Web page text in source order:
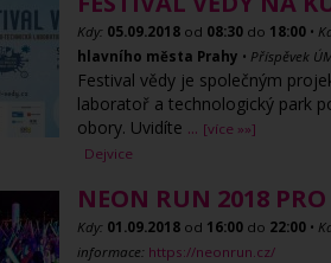
Kdy: 05.09.2018 od 08:30 do 18:00 •
hlavního města Prahy • Příspěvek
Festival vědy je společným
laboratoř a technologický park
obory. Uvidíte ... [více »»]
Dejvice
NEON RUN 2018
Kdy: 01.09.2018 od 16:00 do 22:00 •
informace: https://neonrun.cz/